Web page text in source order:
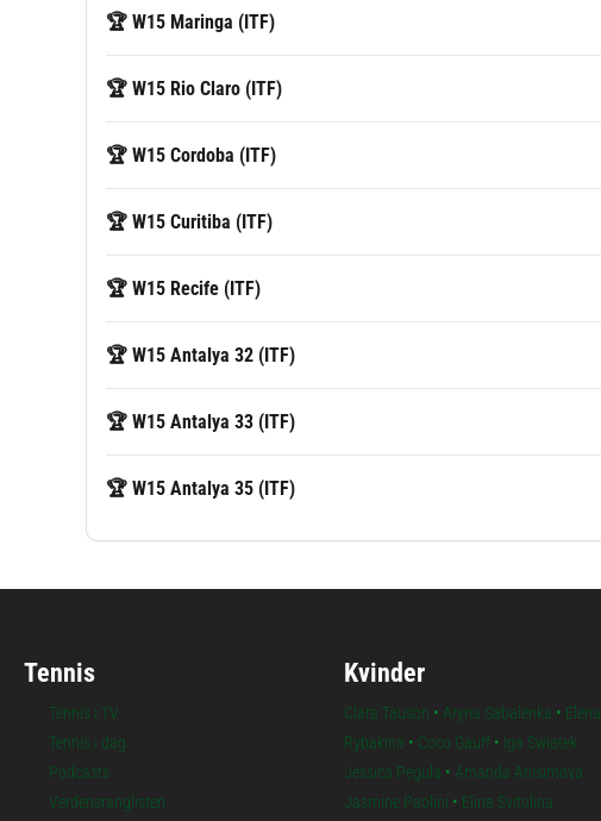
🏆 W15 Maringa (ITF)
🏆 W15 Rio Claro (ITF)
🏆 W15 Cordoba (ITF)
🏆 W15 Curitiba (ITF)
🏆 W15 Recife (ITF)
🏆 W15 Antalya 32 (ITF)
🏆 W15 Antalya 33 (ITF)
🏆 W15 Antalya 35 (ITF)
Tennis
Tennis i TV
Tennis i dag
Podcasts
Verdensranglisten
Kvinder
Clara Tauson • Aryna Sabalenka • Elena
Rybakina • Coco Gauff• Iga Swiatek
Jessica Pegula • Amanda Anisimova
Jasmine Paolini • Elina Svitolina